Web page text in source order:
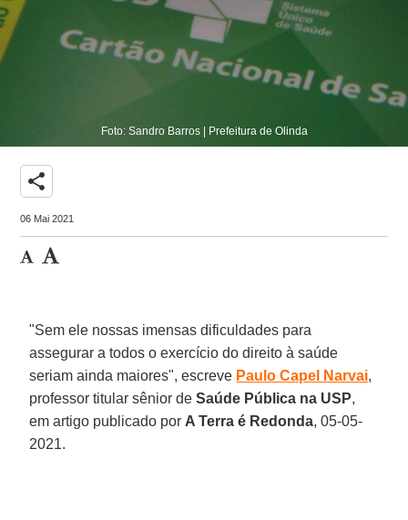
Foto: Sandro Barros | Prefeitura de Olinda
share
06 Mai 2021
"Sem ele nossas imensas dificuldades para
assegurar a todos o exercício do direito à saúde
seriam ainda maiores", escreve Paulo Capel Narvai,
professor titular sênior deSaúde Pública na USP,
em artigo publicado por A Terra é Redonda, 05-05-
2021.